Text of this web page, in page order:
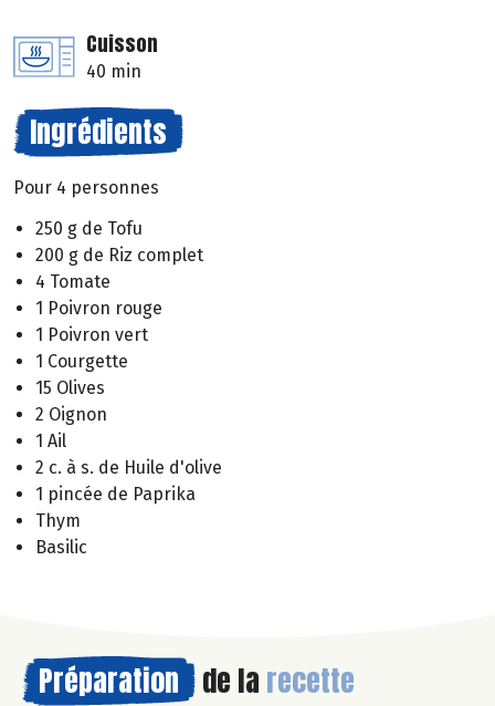
Cuisson
40 min
Ingrédients
Pour 4 personnes
250 g de Tofu
200 g de Riz complet
4 Tomate
1 Poivron rouge
1 Poivron vert
1 Courgette
15 Olives
2 Oignon
1 Ail
2 c. à s. de Huile d'olive
1 pincée de Paprika
Thym
Basilic
Préparation de la recette